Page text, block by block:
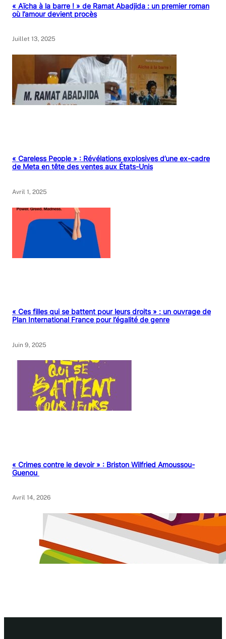
« Aïcha à la barre ! » de Ramat Abadjida : un premier roman
où l’amour devient procès
Juillet 13, 2025
« Careless People » : Révélations explosives d’une ex-cadre
de Meta en tête des ventes aux États-Unis
Avril 1, 2025
« Ces filles qui se battent pour leurs droits » : un ouvrage de
Plan International France pour l’égalité de genre
Juin 9, 2025
« Crimes contre le devoir » : Briston Wilfried Amoussou-
Guenou
Avril 14, 2026